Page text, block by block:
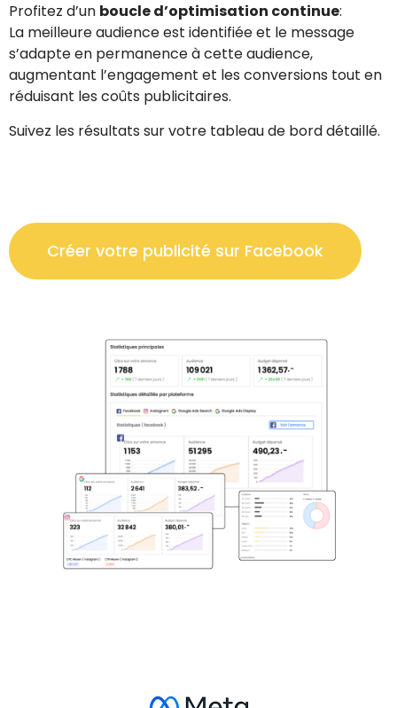
Profitez d’un boucle d’optimisation continue:
La meilleure audience est identifiée et le message
s’adapte en permanence à cette audience,
augmentant l’engagement et les conversions tout en
réduisant les coûts publicitaires.
Suivez les résultats sur votre tableau de bord détaillé.
Créer votre publicité sur Facebook